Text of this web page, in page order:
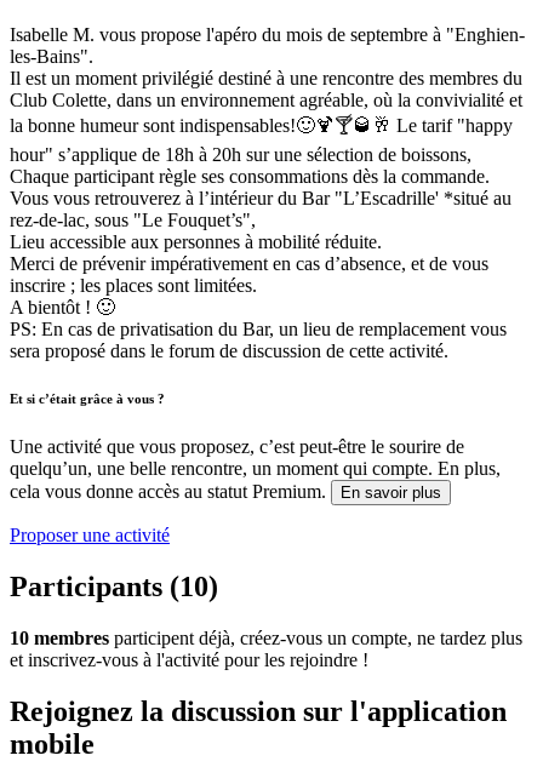
Isabelle M. vous propose l'apéro du mois de septembre à "Enghien-
les-Bains".
Il est un moment privilégié destiné à une rencontre des membres du
Club Colette, dans un environnement agréable, où la convivialité et
la bonne humeur sont indispensables!🙂🍹🍸🥃🥂 Le tarif "happy
hour" s’applique de 18h à 20h sur une sélection de boissons,
Chaque participant règle ses consommations dès la commande.
Vous vous retrouverez à l’intérieur du Bar "L’Escadrille' *situé au
rez-de-lac, sous "Le Fouquet’s",
Lieu accessible aux personnes à mobilité réduite.
Merci de prévenir impérativement en cas d’absence, et de vous
inscrire ; les places sont limitées.
A bientôt ! 🙂
PS: En cas de privatisation du Bar, un lieu de remplacement vous
sera proposé dans le forum de discussion de cette activité.
Et si c’était grâce à vous ?
Une activité que vous proposez, c’est peut-être le sourire de
quelqu’un, une belle rencontre, un moment qui compte. En plus,
cela vous donne accès au statut Premium.
En savoir plus
Proposer une activité
Participants (10)
10 membres participent déjà, créez-vous un compte, ne tardez plus
et inscrivez-vous à l'activité pour les rejoindre !
Rejoignez la discussion sur l'application
mobile